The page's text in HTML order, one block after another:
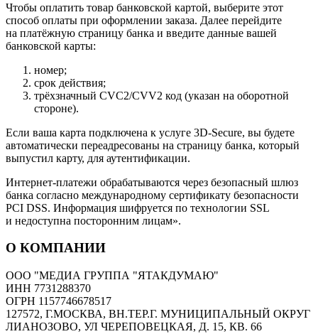
Чтобы оплатить товар банковской картой, выберите этот
способ оплаты при оформлении заказа. Далее перейдите
на платёжную страницу банка и введите данные вашей
банковской карты:
номер;
срок действия;
трёхзначный CVC2/CVV2 код (указан на оборотной
стороне).
Если ваша карта подключена к услуге 3D-Secure, вы будете
автоматически переадресованы на страницу банка, который
выпустил карту, для аутентификации.
Интернет-платежи обрабатываются через безопасный шлюз
банка согласно международному сертификату безопасности
PCI DSS. Информация шифруется по технологии SSL
и недоступна посторонним лицам».
О КОМПАНИИ
ООО "МЕДИА ГРУППА "ЯТАКДУМАЮ"
ИНН 7731288370
ОГРН 1157746678517
127572, Г.МОСКВА, ВН.ТЕР.Г. МУНИЦИПАЛЬНЫЙ ОКРУГ
ЛИАНОЗОВО, УЛ ЧЕРЕПОВЕЦКАЯ, Д. 15, КВ. 66